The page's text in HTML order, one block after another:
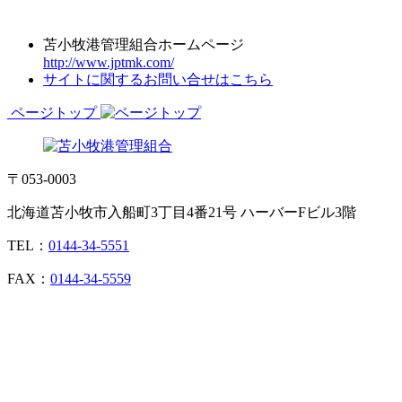
苫小牧港管理組合ホームページ
http://www.jptmk.com/
サイトに関するお問い合せはこちら
ページトップ
〒053-0003
北海道苫小牧市入船町3丁目4番21号 ハーバーFビル3階
TEL： 0144-34-5551
FAX： 0144-34-5559